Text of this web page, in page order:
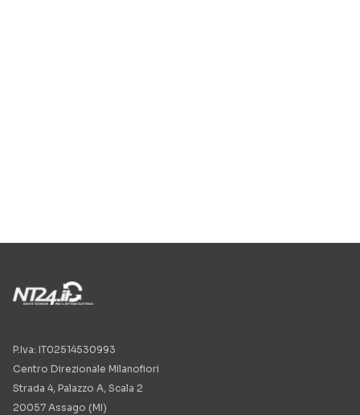
P.Iva: IT02514530993
Centro Direzionale Milanofiori
Strada 4, Palazzo A, Scala 2
20057 Assago (MI)